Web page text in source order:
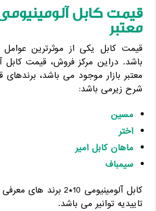
معتبر
قیمت کابل یکی از موثرترین
معتبر بازار موجود می باشد،
شرح زیرمی باشد:
مسین
اختر
ماهان کابل امیر
سیمباف
کابل آلومینیومی 10*2
تاییدیه توانیر می باشد.